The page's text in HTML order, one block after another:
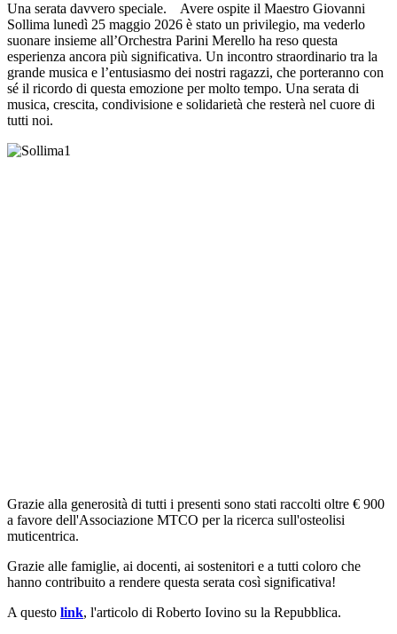
Una serata davvero speciale. Avere ospite il Maestro Giovanni
Sollima lunedì 25 maggio 2026 è stato un privilegio, ma vederlo
suonare insieme all’Orchestra Parini Merello ha reso questa
esperienza ancora più significativa. Un incontro straordinario tra la
grande musica e l’entusiasmo dei nostri ragazzi, che porteranno con
sé il ricordo di questa emozione per molto tempo. Una serata di
musica, crescita, condivisione e solidarietà che resterà nel cuore di
tutti noi.
Grazie alla generosità di tutti i presenti sono stati raccolti oltre € 900
a favore dell'Associazione MTCO per la ricerca sull'osteolisi
muticentrica.
Grazie alle famiglie, ai docenti, ai sostenitori e a tutti coloro che
hanno contribuito a rendere questa serata così significativa!
A questo link, l'articolo di Roberto Iovino su la Repubblica.